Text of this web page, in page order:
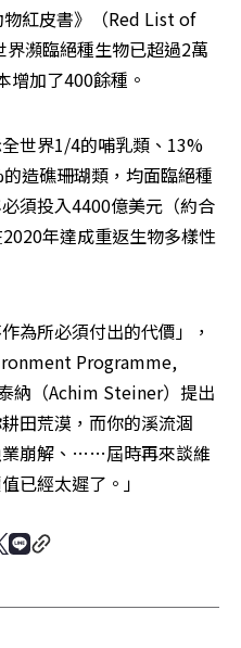
紅皮書》（Red List of
瀕臨絕種生物已超過2萬
增加了400餘種。
世界1/4的哺乳類、13%
造礁珊瑚類，均面臨絕種
須投入4400億美元（約合
年達成重返生物多樣性
為所必須付出的代價」，
Programme,
納（Achim Steiner）提出
田荒漠，而你的溪流涸
業崩解、……屆時再來談維
已經太遲了。」